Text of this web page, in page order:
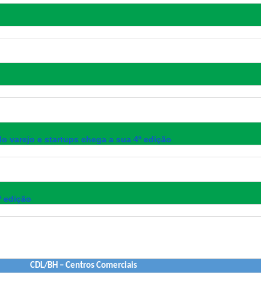
varejo e startups chega a sua 4ª edição
edição
CDL/BH – Centros Comerciais